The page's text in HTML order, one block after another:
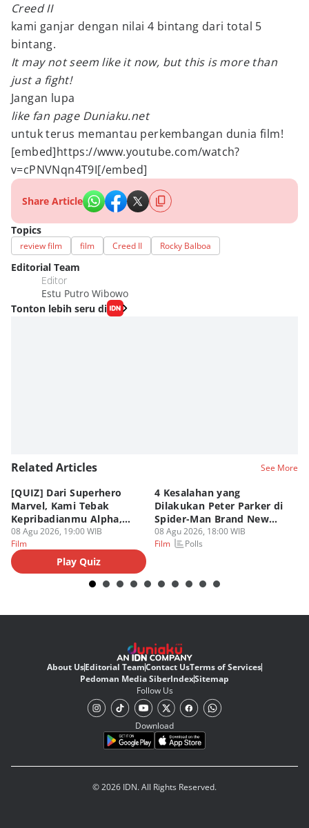
Creed II
kami ganjar dengan nilai 4 bintang dari total 5
bintang.
It may not seem like it now, but this is more than
just a fight!
Jangan lupa
like fan page Duniaku.net
untuk terus memantau perkembangan dunia film!
[embed]https://www.youtube.com/watch?
v=cPNVNqn4T9I[/embed]
Share Article
Topics
review film film Creed II Rocky Balboa
Editorial Team
Editor
Estu Putro Wibowo
Tonton lebih seru di
Related Articles See More
[QUIZ] Dari Superhero
Marvel, Kami Tebak
Kepribadianmu Alpha,
Beta, atau Omega
08 Agu 2026, 19:00 WIB
Film
Play Quiz
4 Kesalahan yang
Dilakukan Peter Parker di
Spider-Man Brand New
Day
08 Agu 2026, 18:00 WIB
Film
Polls
About UsEditorial TeamContact UsTerms of Services
Pedoman Media SiberIndexSitemap
Follow Us
Download
© 2026 IDN. All Rights Reserved.